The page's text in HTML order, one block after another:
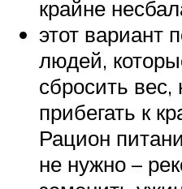
крайне
этот вариант
людей,
сбросить
прибегать к
Рацион
не нужно –